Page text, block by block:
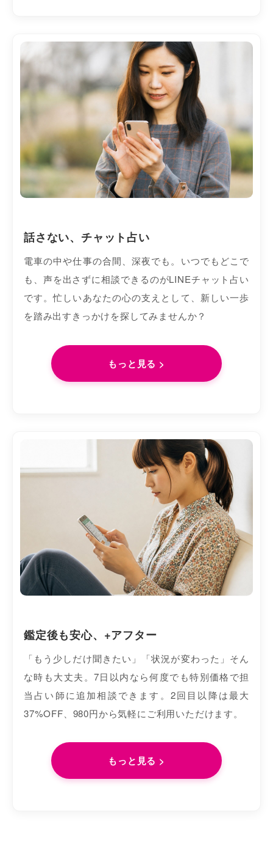
話さない、チャット占い
電車の中や仕事の合間、深夜でも。いつでもどこで
も、声を出さずに相談できるのがLINEチャット占い
です。忙しいあなたの心の支えとして、新しい一歩
を踏み出すきっかけを探してみませんか？
もっと見る >
鑑定後も安心、+アフター
「もう少しだけ聞きたい」「状況が変わった」そん
な時も大丈夫。7日以内なら何度でも特別価格で担
当占い師に追加相談できます。2回目以降は最大
37%OFF、980円から気軽にご利用いただけます。
もっと見る >